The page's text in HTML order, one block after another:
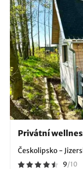
Privátní
Českolipsko -
9/10